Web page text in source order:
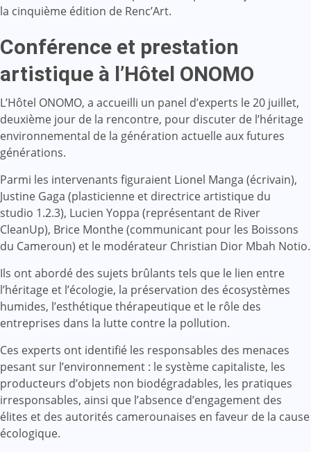
la cinquième édition de Renc’Art.
Conférence et prestation
artistique à l’Hôtel ONOMO
L’Hôtel ONOMO, a accueilli un panel d’experts le 20 juillet,
deuxième jour de la rencontre, pour discuter de l’héritage
environnemental de la génération actuelle aux futures
générations.
Parmi les intervenants figuraient Lionel Manga (écrivain),
Justine Gaga (plasticienne et directrice artistique du
studio 1.2.3), Lucien Yoppa (représentant de River
CleanUp), Brice Monthe (communicant pour les Boissons
du Cameroun) et le modérateur Christian Dior Mbah Notio.
Ils ont abordé des sujets brûlants tels que le lien entre
l’héritage et l’écologie, la préservation des écosystèmes
humides, l’esthétique thérapeutique et le rôle des
entreprises dans la lutte contre la pollution.
Ces experts ont identifié les responsables des menaces
pesant sur l’environnement : le système capitaliste, les
producteurs d’objets non biodégradables, les pratiques
irresponsables, ainsi que l’absence d’engagement des
élites et des autorités camerounaises en faveur de la cause
écologique.